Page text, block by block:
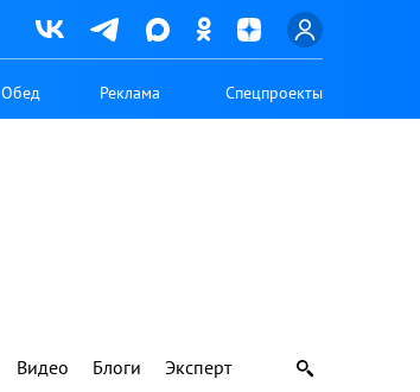
Обед Реклама Спецпроекты
Видео Блоги Эксперт